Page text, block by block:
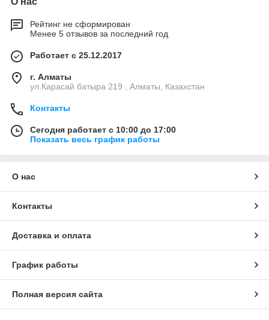
Рейтинг не сформирован
Менее 5 отзывов за последний год
Работает с 25.12.2017
г. Алматы
ул.Карасай батыра 219 , Алматы, Казахстан
Контакты
Сегодня работает с 10:00 до 17:00
Показать весь график работы
О нас
Контакты
Доставка и оплата
График работы
Полная версия сайта